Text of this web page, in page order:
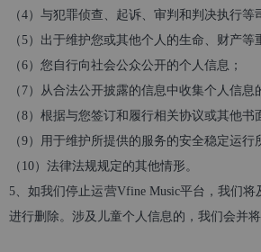
（4）与犯罪侦查、起诉、审判和判决执行
（5）出于维护您或其他个人的生命、财产
（6）您自行向社会公众公开的个人信息；
（7）从合法公开披露的信息中收集个人信
（8）根据与您签订和履行相关协议或其他
（9）用于维护所提供的服务的安全稳定运
（10）法律法规规定的其他情形。
5、如我们停止运营Vfine Music平台，我们
进行删除。涉及儿童个人信息的，我们会并